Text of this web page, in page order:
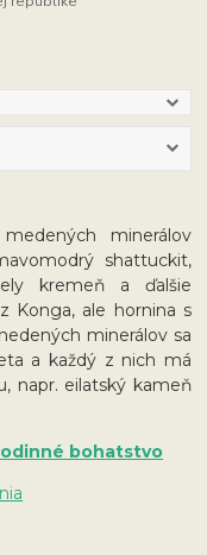
minerálov
shattuckit,
kremeň a ďalšie
Konga, ale hornina s
minerálov sa
a každý z nich má
napr. eilatský kameň
bohatstvo